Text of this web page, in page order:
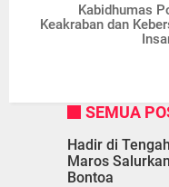
Kabidhumas
Keakraban dan
SEMUA
Hadir di
Maros
Bontoa